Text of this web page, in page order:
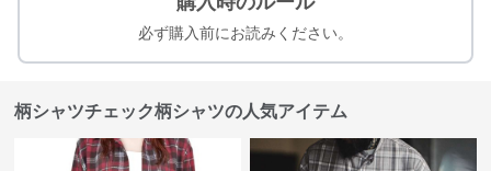
必ず購入前にお読みください。
柄シャツチェック柄シャツの人気アイテム